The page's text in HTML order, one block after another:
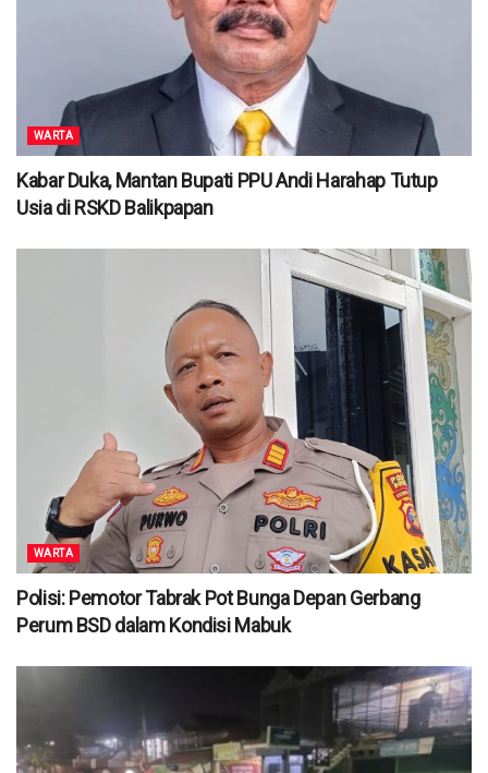
WARTA
Kabar Duka, Mantan Bupati PPU Andi Harahap Tutup
Usia di RSKD Balikpapan
WARTA
Polisi: Pemotor Tabrak Pot Bunga Depan Gerbang
Perum BSD dalam Kondisi Mabuk